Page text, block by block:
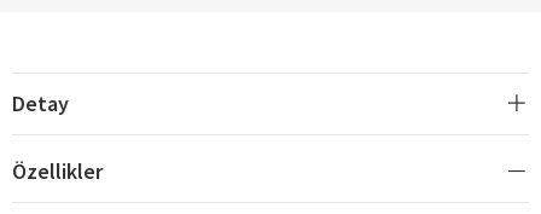
Detay
Özellikler